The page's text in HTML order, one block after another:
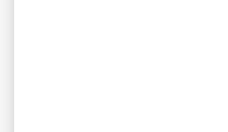
les
traitement de la
le
ayant une